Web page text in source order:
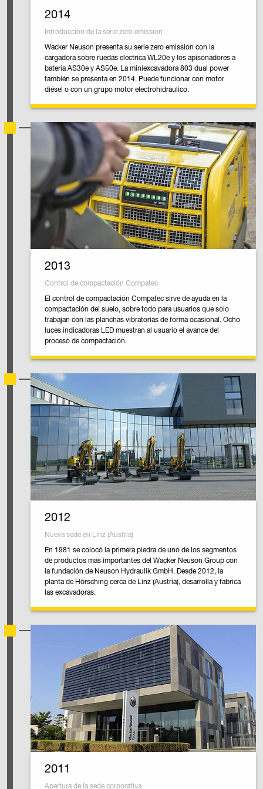
2014
Introducción de la serie zero emission
Wacker Neuson presenta su serie zero emission con la
cargadora sobre ruedas eléctrica WL20e y los apisonadores a
batería AS30e y AS50e. La miniexcavadora 803 dual power
también se presenta en 2014. Puede funcionar con motor
diésel o con un grupo motor electrohidráulico.
2013
Control de compactación Compatec
El control de compactación Compatec sirve de ayuda en la
compactación del suelo, sobre todo para usuarios que solo
trabajan con las planchas vibratorias de forma ocasional. Ocho
luces indicadoras LED muestran al usuario el avance del
proceso de compactación.
2012
Nueva sede en Linz (Austria)
En 1981 se colocó la primera piedra de uno de los segmentos
de productos más importantes del Wacker Neuson Group con
la fundación de Neuson Hydraulik GmbH. Desde 2012, la
planta de Hörsching cerca de Linz (Austria), desarrolla y fabrica
las excavadoras.
2011
Apertura de la sede corporativa